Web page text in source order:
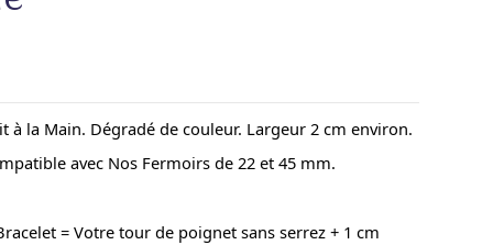
à la Main. Dégradé de couleur. Largeur 2 cm environ.
avec Nos Fermoirs de 22 et 45 mm.
= Votre tour de poignet sans serrez + 1 cm